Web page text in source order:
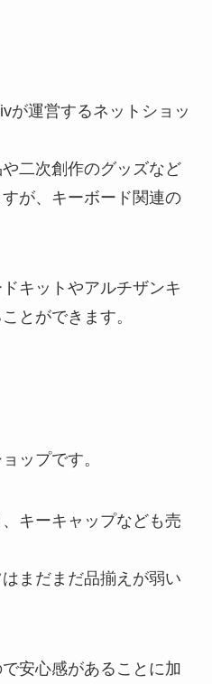
が運営するネットショッ
二次創作のグッズなど
が、キーボード関連の
キットやアルチザンキ
とができます。
ップです。
キーキャップなども売
まだまだ品揃えが弱い
安心感があることに加